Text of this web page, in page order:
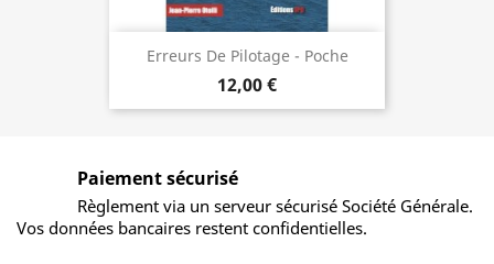
Erreurs De Pilotage - Poche
12,00 €
Paiement sécurisé
Règlement via un serveur sécurisé Société Générale.
Vos données bancaires restent confidentielles.